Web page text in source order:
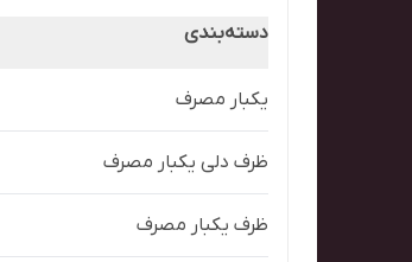
دسته‌بندی
یکبار مصرف
ظرف دلی یکبار مصرف
ظرف یکبار مصرف